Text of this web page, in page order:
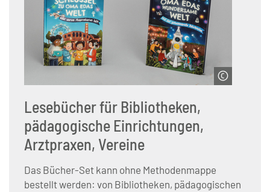
Lesebücher für Bibliotheken,
pädagogische Einrichtungen,
Arztpraxen, Vereine
Das Bücher-Set kann ohne Methodenmappe
bestellt werden: von Bibliotheken, pädagogischen